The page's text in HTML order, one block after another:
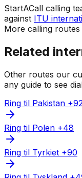
StartACall calling
against ITU
More calling routes
Related
Other routes our
any guide to see
Ring til Pakistan +92
Ring til Polen +48
Ring til Tyrkiet +90